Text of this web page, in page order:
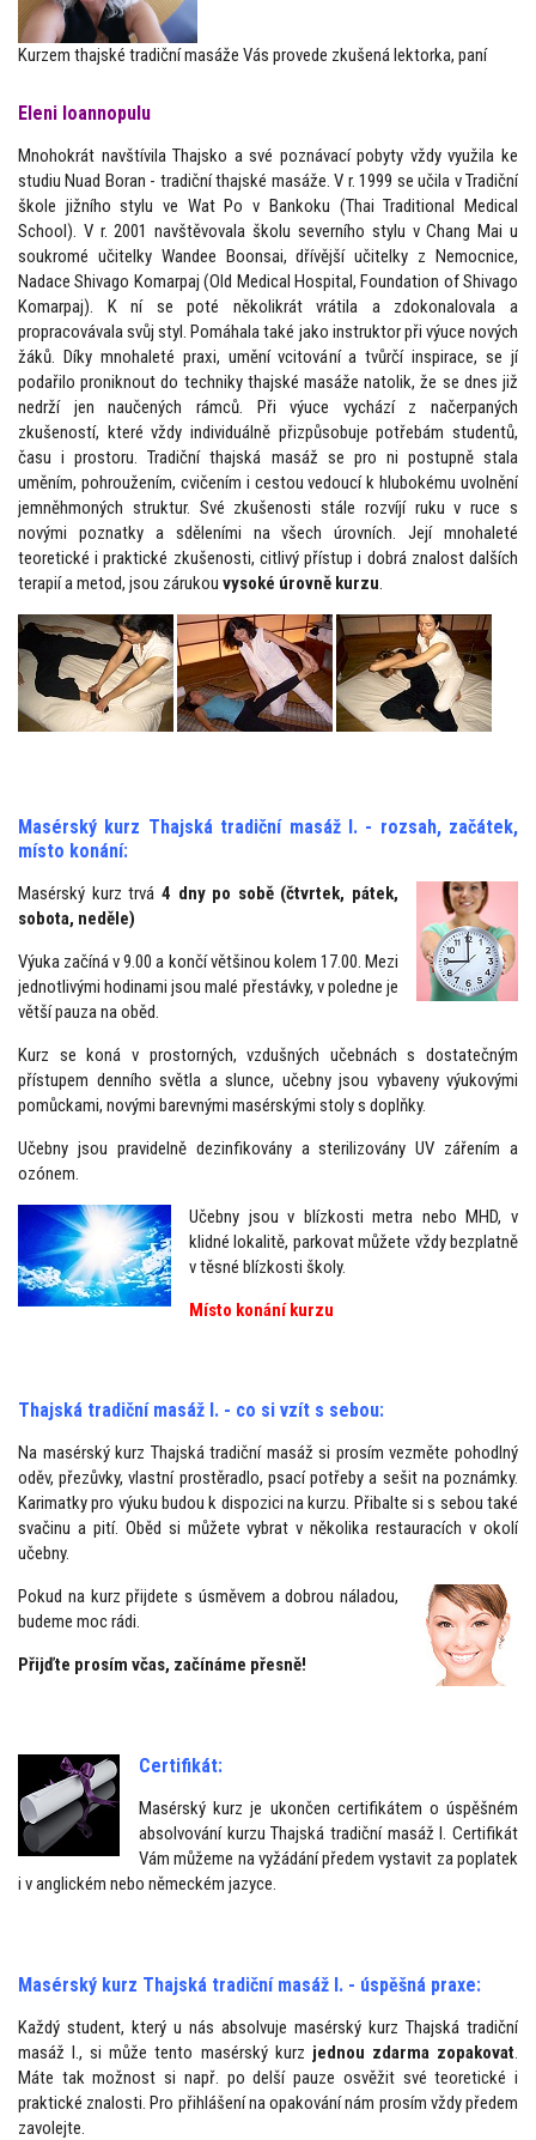
Kurzem thajské tradiční masáže Vás provede zkušená lektorka, paní
Eleni Ioannopulu
Mnohokrát navštívila Thajsko a své poznávací pobyty vždy využila ke
studiu Nuad Boran - tradiční thajské masáže. V r. 1999 se učila v Tradiční
škole jižního stylu ve Wat Po v Bankoku (Thai Traditional Medical
School). V r. 2001 navštěvovala školu severního stylu v Chang Mai u
soukromé učitelky Wandee Boonsai, dřívější učitelky z Nemocnice,
Nadace Shivago Komarpaj (Old Medical Hospital, Foundation of Shivago
Komarpaj). K ní se poté několikrát vrátila a zdokonalovala a
propracovávala svůj styl. Pomáhala také jako instruktor při výuce nových
žáků. Díky mnohaleté praxi, umění vcitování a tvůrčí inspirace, se jí
podařilo proniknout do techniky thajské masáže natolik, že se dnes již
nedrží jen naučených rámců. Při výuce vychází z načerpaných
zkušeností, které vždy individuálně přizpůsobuje potřebám studentů,
času i prostoru. Tradiční thajská masáž se pro ni postupně stala
uměním, pohroužením, cvičením i cestou vedoucí k hlubokému uvolnění
jemněhmoných struktur. Své zkušenosti stále rozvíjí ruku v ruce s
novými poznatky a sděleními na všech úrovních. Její mnohaleté
teoretické i praktické zkušenosti, citlivý přístup i dobrá znalost dalších
terapií a metod, jsou zárukou vysoké úrovně kurzu.
Masérský kurz Thajská tradiční masáž I. - rozsah, začátek,
místo konání:
Masérský kurz trvá 4 dnypo sobě (čtvrtek, pátek,
sobota, neděle)
Výuka začíná v 9.00 a končí většinou kolem 17.00. Mezi
jednotlivými hodinami jsou malé přestávky, v poledne je
větší pauza na oběd.
Kurz se koná v prostorných, vzdušných učebnách s dostatečným
přístupem denního světla a slunce, učebny jsou vybaveny výukovými
pomůckami, novými barevnými masérskými stoly s doplňky.
Učebny jsou pravidelně dezinfikovány a sterilizovány UV zářením a
ozónem.
Učebny jsou v blízkosti metra nebo MHD, v
klidné lokalitě, parkovat můžete vždy bezplatně
v těsné blízkosti školy.
Místo konání kurzu
Thajská tradiční masáž I. - co si vzít s sebou:
Na masérský kurz Thajská tradiční masáž si prosím vezměte pohodlný
oděv, přezůvky, vlastní prostěradlo, psací potřeby a sešit na poznámky.
Karimatky pro výuku budou k dispozici na kurzu. Přibalte si s sebou také
svačinu a pití. Oběd si můžete vybrat v několika restauracích v okolí
učebny.
Pokud na kurz přijdete s úsměvem a dobrou náladou,
budeme moc rádi.
Přijďte prosím včas, začínáme přesně!
Certifikát:
Masérský kurz je ukončen certifikátem o úspěšném
absolvování kurzu Thajská tradiční masáž I. Certifikát
Vám můžeme na vyžádání předem vystavit za poplatek
i v anglickém nebo německém jazyce.
Masérský kurz Thajská tradiční masáž I. - úspěšná praxe:
Každý student, který u nás absolvuje masérský kurz Thajská tradiční
masáž I., si může tento masérský kurz jednou zdarma zopakovat.
Máte tak možnost si např. po delší pauze osvěžit své teoretické i
praktické znalosti. Pro přihlášení na opakování nám prosím vždy předem
zavolejte.